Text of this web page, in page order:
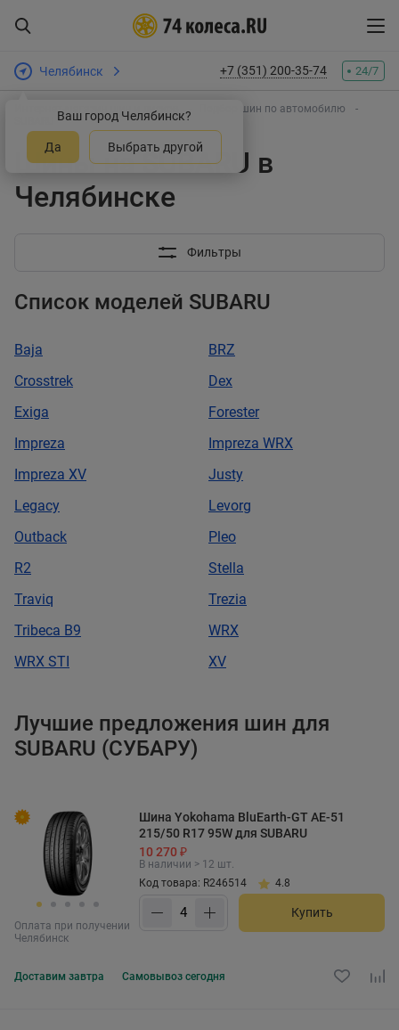
Челябинск
Ваш город Челябинск?
Да Выбрать другой
+7 (351) 200-35-74 24/7
Интернет-магазин шин и дисков
Подбор шин по автомобилю
Шины на SUBARU в
Челябинске
Фильтры
Список моделей SUBARU
Baja
BRZ
Crosstrek
Dex
Exiga
Forester
Impreza
Impreza WRX
Impreza XV
Justy
Legacy
Levorg
Outback
Pleo
R2
Stella
Traviq
Trezia
Tribeca В9
WRX
WRX STI
XV
Лучшие предложения шин для
SUBARU (СУБАРУ)
Оплата при получении
Челябинск
Шина Yokohama BluEarth-GT AE-51
215/50 R17 95W для SUBARU
10 270 ₽
В наличии > 12 шт.
Код товара: R246514
4.8
Купить
Доставим завтра Самовывоз сегодня